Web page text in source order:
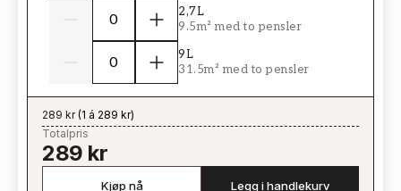
2,7L
9.5m² med to pensler
9L
31.5m² med to pensler
289 kr(1 á 289 kr)
Totalpris
289 kr
Kjøp nå Legg i handlekurv